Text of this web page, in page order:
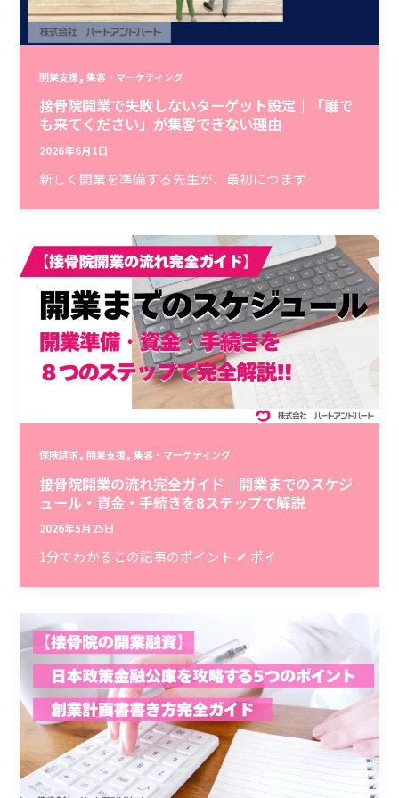
開業支援,集客・マーケティング
接骨院開業で失敗しないターゲット設定｜「誰で
も来てください」が集客できない理由
2026年6月1日
新しく開業を準備する先生が、最初につまず
保険請求,開業支援,集客・マーケティング
接骨院開業の流れ完全ガイド｜開業までのスケジ
ュール・資金・手続きを8ステップで解説
2026年5月25日
1分でわかるこの記事のポイント ✔ ポイ